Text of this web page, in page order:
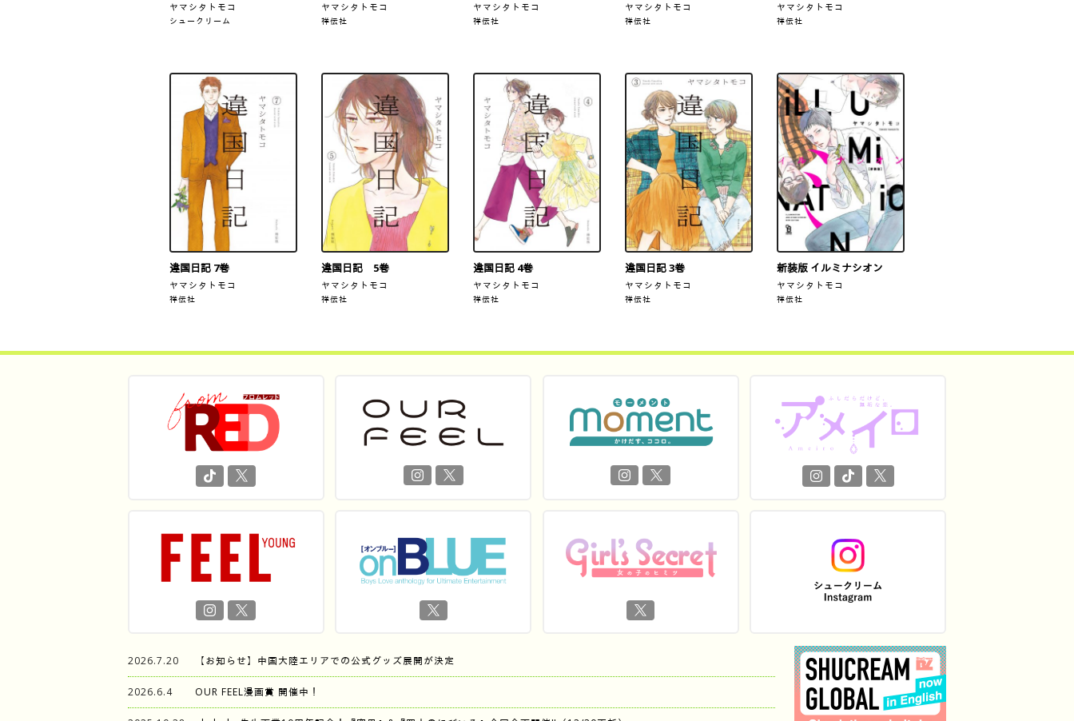
ヤマシタトモコ
シュークリーム
ヤマシタトモコ
祥伝社
ヤマシタトモコ
祥伝社
ヤマシタトモコ
祥伝社
ヤマシタトモコ
祥伝社
違国日記 7巻
ヤマシタトモコ
祥伝社
違国日記 5巻
ヤマシタトモコ
祥伝社
違国日記 4巻
ヤマシタトモコ
祥伝社
違国日記 3巻
ヤマシタトモコ
祥伝社
新装版 イルミナシオン
ヤマシタトモコ
祥伝社
2026.7.20 【お知らせ】中国大陸エリアでの公式グッズ展開が決定
2026.6.4 OUR FEEL漫画賞 開催中！